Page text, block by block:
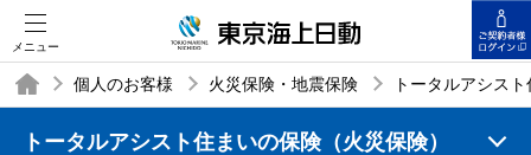
メニュー
個人のお客様 火災保険・地震保険 トータルアシス
トータルアシスト住まいの保険（火災保険）